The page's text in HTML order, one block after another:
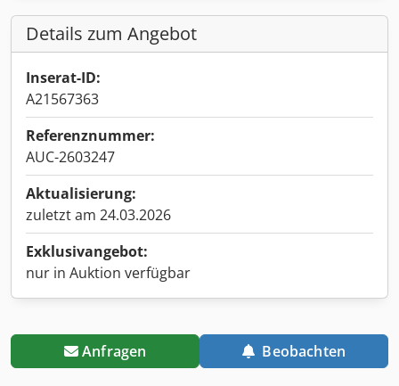
Details zum Angebot
Inserat-ID:
A21567363
Referenznummer:
AUC-2603247
Aktualisierung:
zuletzt am 24.03.2026
Exklusivangebot:
nur in Auktion verfügbar
Anfragen Beobachten